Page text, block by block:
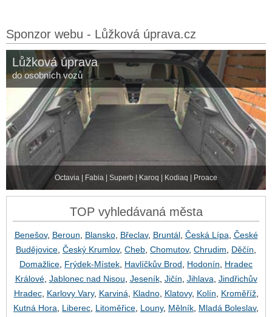
Sponzor webu - Lůžková úprava.cz
Lůžková úprava
do osobních vozů
Octavia | Fabia | Superb | Karoq | Kodiaq | Proace
TOP vyhledávaná města
Benešov, Beroun Blansko, Břeclav, Bruntál, Česká Lípa České
Budějovice Český Krumlov, Cheb Chomutov, Chrudim Děčín
Domažlice Frýdek-Místek Havlíčkův Brod Hodonín
Hradec
Králové, Jablonec nad Nisou Jeseník, Jičín Jihlava Jindřichův
Hradec, Karlovy Vary, Karviná Kladno, Klatovy, Kolín Kroměříž,
Kutná Hora
Liberec Litoměřice Louny, Mělník Mladá Boleslav,